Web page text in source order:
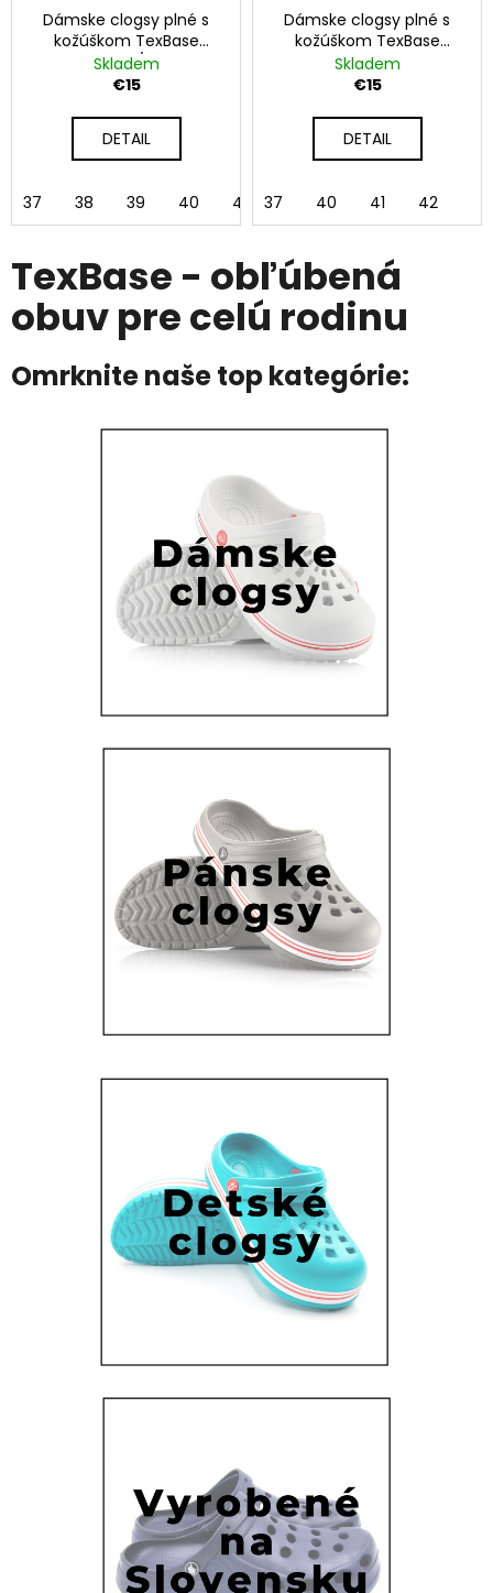
Dámske clogsy plné s
kožúškom TexBase
svetlo sivá/ružová
Skladem
€15
DETAIL
37 38 39 40 41 42
Dámske clogsy plné s
kožúškom TexBase
čierna
Skladem
€15
DETAIL
37 40 41 42
TexBase - obľúbená
obuv pre celú rodinu
Omrknite naše top kategórie: